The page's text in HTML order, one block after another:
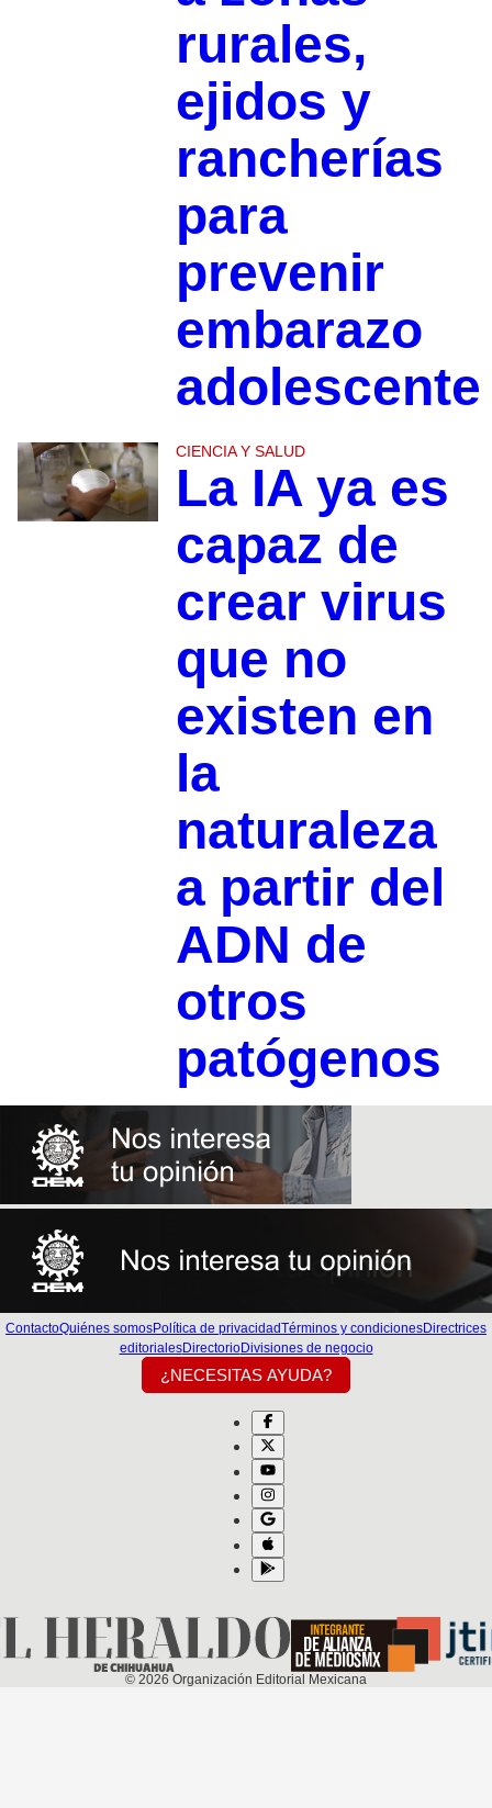
rurales,
ejidos y
rancherías
para
prevenir
embarazo
adolescente
CIENCIA Y SALUD
La IA ya es
capaz de
crear virus
que no
existen en
la
naturaleza
a partir del
ADN de
otros
patógenos
ContactoQuiénes somosPolítica de privacidadTérminos y condicionesDirectrices
editorialesDirectorioDivisiones de negocio
¿NECESITAS AYUDA?
© 2026 Organización Editorial Mexicana